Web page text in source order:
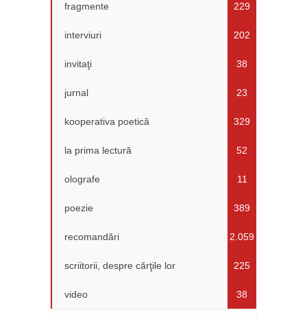
fragmente 229
interviuri 202
invitaţi 38
jurnal 23
kooperativa poetică 329
la prima lectură 52
olografe 11
poezie 389
recomandări 2.059
scriitorii, despre cărţile lor 225
video 38